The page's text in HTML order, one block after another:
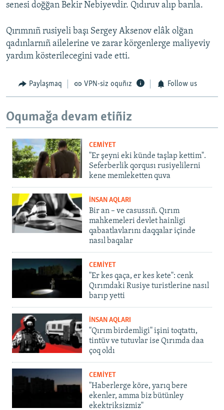
senesi doğğan Bekir Nebiyevdir. Qıdıruv alıp barıla.
Qırımnıñ rusiyeli başı Sergey Aksenov elâk olğan
qadınlarnıñ ailelerine ve zarar körgenlerge maliyeviy
yardım kösterilecegini vade etti.
Paylaşmaq VPN-siz oquñız Follow us
Oqumağa devam etiñiz
CEMİYET
"Er şeyni eki künde taşlap kettim".
Seferberlik qorqusı rusiyelilerni
kene memleketten quva
İNSAN AQLARI
Bir an – ve casussıñ. Qırım
mahkemeleri devlet hainligi
qabaatlavlarını daqqalar içinde
nasıl baqalar
CEMİYET
"Er kes qaça, er kes kete": cenk
Qırımdaki Rusiye turistlerine nasıl
barıp yetti
İNSAN AQLARI
"Qırım birdemligi" işini toqtattı,
tintüv ve tutuvlar ise Qırımda daa
çoq oldı
CEMİYET
"Haberlerge köre, yarıq bere
ekenler, amma biz bütünley
ekektriksizmiz"